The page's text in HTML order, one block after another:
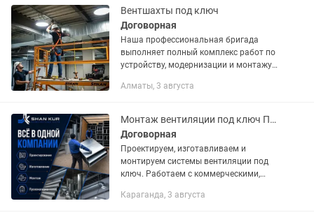
плесени ✅...
Вентшахты под ключ
Договорная
Наша профессиональная бригада
выполняет полный комплекс работ по
устройству, модернизации и монтажу
складских и коммерческих объектах.
Алматы, 3 августа
Монтаж вентиляции под ключ Проектирование и изготовление
Договорная
Проектируем, изготавливаем и
монтируем системы вентиляции под
ключ. Работаем с коммерческими,
объектами: • рестораны, кафе и
Караганда, 3 августа